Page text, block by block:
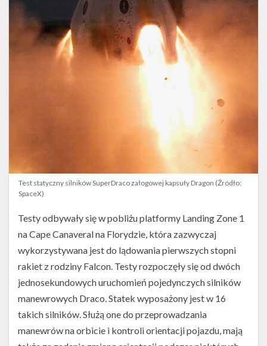
Test statyczny silników SuperDraco załogowej kapsuły Dragon (Źródło:
SpaceX)
Testy odbywały się w pobliżu platformy Landing Zone 1
na Cape Canaveral na Florydzie, która zazwyczaj
wykorzystywana jest do lądowania pierwszych stopni
rakiet z rodziny Falcon. Testy rozpoczęły się od dwóch
jednosekundowych uruchomień pojedynczych silników
manewrowych Draco. Statek wyposażony jest w 16
takich silników. Służą one do przeprowadzania
manewrów na orbicie i kontroli orientacji pojazdu, mają